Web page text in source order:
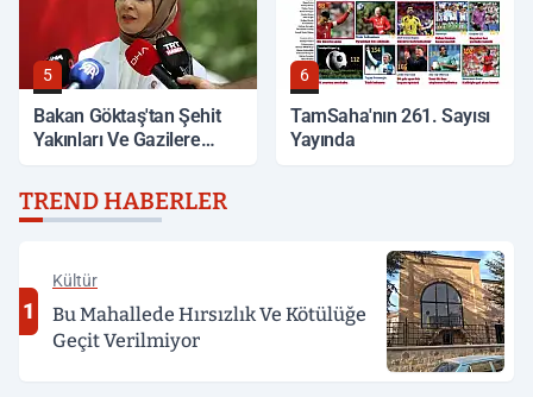
5
Bakan Göktaş'tan Şehit
Yakınları Ve Gazilere
6
TamSaha'nın 261. Sayısı
Yayında
TREND HABERLER
1
Kültür
Bu Mahallede Hırsızlık Ve Kötülüğe
Geçit Verilmiyor